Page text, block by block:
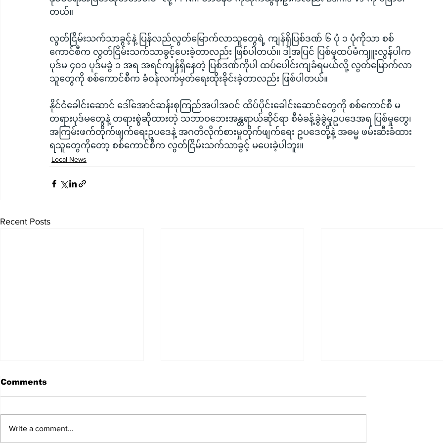
တယ်။
လွတ်ငြိမ်းသက်သာခွင့်နဲ့ ပြန်လည်လွတ်မြောက်လာသူတွေရဲ့ ကျန်ရှိပြစ်ဒဏ် ၆ ပုံ ၁ ပုံကိုသာ စစ်
ကောင်စီက လွတ်ငြိမ်းသက်သာခွင့်ပေးခဲ့တာလည်း ဖြစ်ပါတယ်။ ဒါ့အပြင် ပြစ်မှုထပ်မံကျူးလွန်ပါက
ပုဒ်မ ၄၀၁ ပုဒ်မခွဲ ၁ အရ အရင်ကျန်ရှိနေတဲ့ ပြစ်ဒဏ်ကိုပါ ထပ်ပေါင်းကျခံရမယ်လို့ လွတ်မြောက်လာ
သူတွေကို စစ်ကောင်စီက ခံဝန်လက်မှတ်ရေးထိုးခိုင်းခဲ့တာလည်း ဖြစ်ပါတယ်။
နိုင်ငံခေါင်းဆောင် ဒေါ်အောင်ဆန်းစုကြည်အပါအဝင် ထိပ်ပိုင်းခေါင်းဆောင်တွေကို စစ်ကောင်စီ မ
တရားပုဒ်မတွေနဲ့ တရားစွဲဆိုထားတဲ့ သဘာဝဘေးအန္တရာယ်ဆိုင်ရာ စီမံခန့်ခွဲခွဲမှုဥပဒေအရ ပြစ်မှုတွေ၊
အကြမ်းဖက်တိုက်ဖျက်ရေးဥပဒေနဲ့ အဂတိလိုက်စားမှုတိုက်ဖျက်ရေး ဥပဒေတို့နဲ့ အဓမ္မ ဖမ်းဆီးခံထား
ရသူတွေကိုတော့ စစ်ကောင်စီက လွတ်ငြိမ်းသက်သာခွင့် မပေးခဲ့ပါဘူး။
Local News
Recent Posts
Comments
Write a comment...